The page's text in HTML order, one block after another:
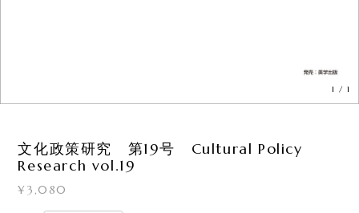
1 /1
文化政策研究 第19号 Cultural Policy
Research vol.19
¥3,080